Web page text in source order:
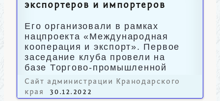
экспортеров и импортеров
Его организовали в рамках
нацпроекта «Международная
кооперация и экспорт». Первое
заседание клуба провели на
базе Торгово-промышленной
палаты Краснодарского края.
Сайт администрации Кранодарского
края
30.12.2022